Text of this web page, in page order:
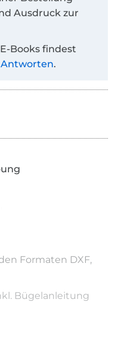
Ausdruck zur
Books findest
Antworten.
Formaten DXF,
Bügelanleitung